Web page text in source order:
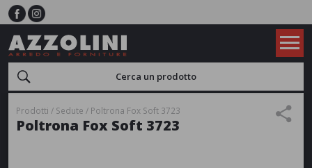
Prodotti Sedute Poltrona Fox Soft 3723
Poltrona Fox Soft 3723